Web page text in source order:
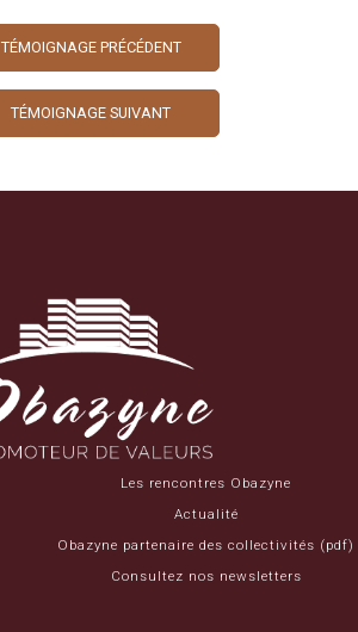
TÉMOIGNAGE PRÉCÉDENT
TÉMOIGNAGE SUIVANT
Les rencontres Obazyne
Actualité
Obazyne partenaire des collectivités (pdf)
Consultez nos newsletters